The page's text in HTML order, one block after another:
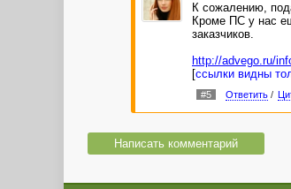
К сожалению,
Кроме ПС у нас
заказчиков.
http://advego.ru/
[ссылки видны
#5 Ответить/
Написать комментарий